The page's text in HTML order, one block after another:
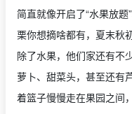
简直就像开启了“水果放
栗你想摘啥都有，夏末秋
除了水果，他们家还有不
萝卜、甜菜头，甚至还有
着篮子慢慢走在果园之间